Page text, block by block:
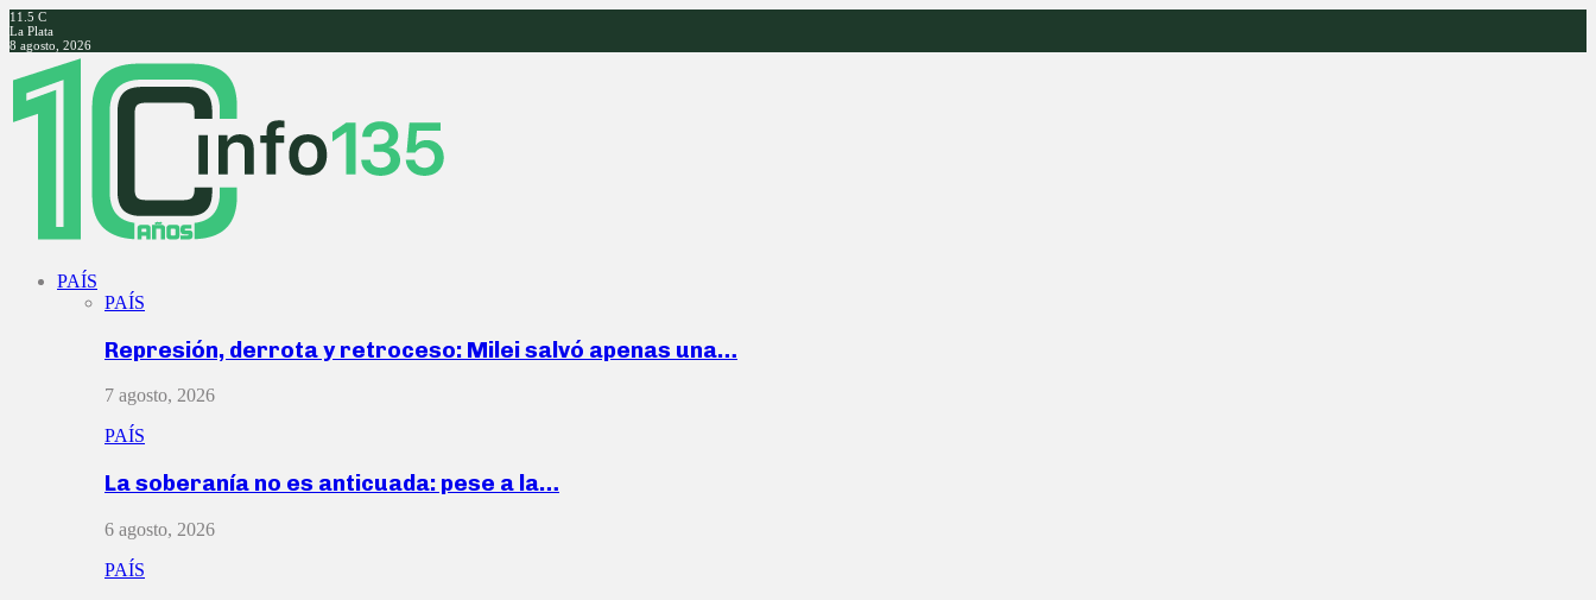
11.5 C
La Plata
8 agosto, 2026
Facebook
Twitter
Instagram
Youtube
PAÍS
PAÍS
Represión, derrota y retroceso: Milei salvó apenas una…
7 agosto, 2026
PAÍS
La soberanía no es anticuada: pese a la…
6 agosto, 2026
PAÍS